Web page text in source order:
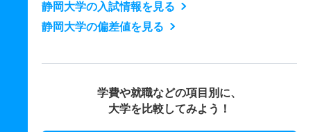
静岡大学の入試情報を見る
静岡大学の偏差値を見る
学費や就職などの項目別に、
大学を比較してみよう！